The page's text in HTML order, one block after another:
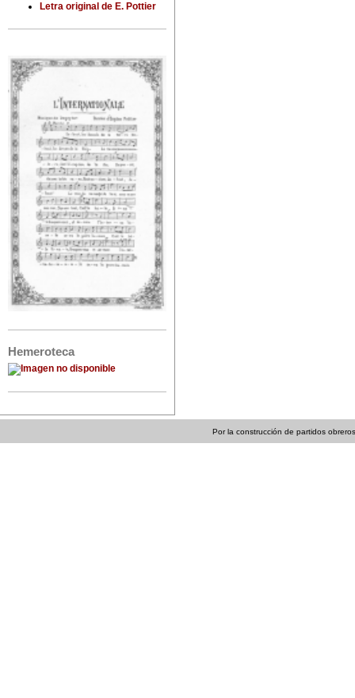
Letra original de E. Pottier
Hemeroteca
Por la construcción de partidos